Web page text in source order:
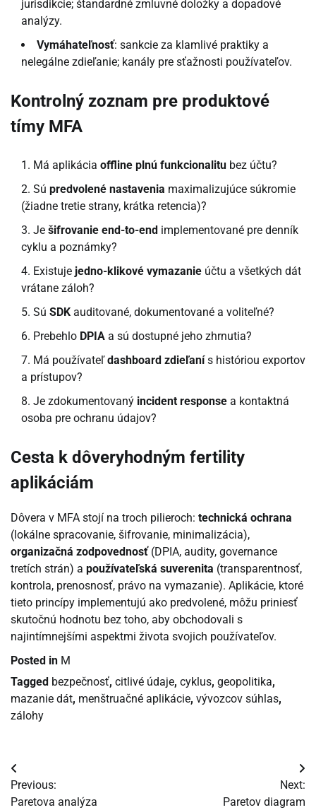
jurisdikcie; štandardné zmluvné doložky a dopadové
analýzy.
Vymáhateľnosť: sankcie za klamlivé praktiky a
nelegálne zdieľanie; kanály pre sťažnosti používateľov.
Kontrolný zoznam pre produktové
tímy MFA
Má aplikácia offline plnú funkcionalitu bez účtu?
Sú predvolené nastavenia maximalizujúce súkromie
(žiadne tretie strany, krátka retencia)?
Je šifrovanie end-to-end implementované pre denník
cyklu a poznámky?
Existuje jedno-klikové vymazanie účtu a všetkých dát
vrátane záloh?
Sú SDK auditované, dokumentované a voliteľné?
Prebehlo DPIA a sú dostupné jeho zhrnutia?
Má používateľdashboard zdieľanís históriou exportov
a prístupov?
Je zdokumentovaný incident response a kontaktná
osoba pre ochranu údajov?
Cesta k dôveryhodným fertility
aplikáciám
Dôvera v MFA stojí na troch pilieroch: technická ochrana
(lokálne spracovanie, šifrovanie, minimalizácia),
organizačná zodpovednosť(DPIA, audity, governance
tretích strán) a používateľská suverenita (transparentnosť,
kontrola, prenosnosť, právo na vymazanie). Aplikácie, ktoré
tieto princípy implementujú ako predvolené, môžu priniesť
skutočnú hodnotu bez toho, aby obchodovali s
najintímnejšími aspektmi života svojich používateľov.
Posted in M
Tagged bezpečnosť, citlivé údaje, cyklus, geopolitika,
mazanie dát, menštruačné aplikácie, vývozcov súhlas,
zálohy
Navigácia
v
Previous:
Paretova analýza
Next:
Paretov diagram